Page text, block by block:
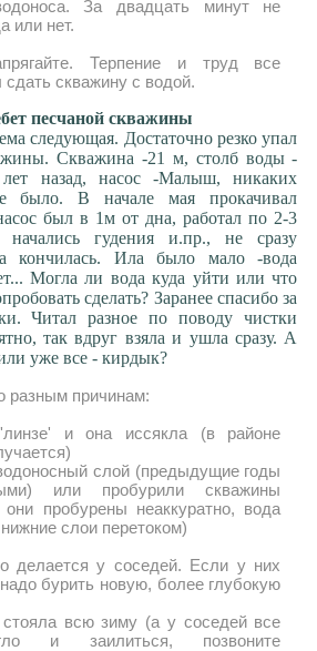
За двадцать минут не
или нет.
Терпение и труд все
скважину с водой.
песчаной скважины
следующая. Достаточно резко упал
Скважина -21 м, столб воды -
назад, насос -Малыш, никаких
было. В начале мая прокачивал
был в 1м от дна, работал по 2-3
гудения и.пр., не сразу
кончилась. Ила было мало -вода
Могла ли вода куда уйти или что
сделать? Заранее спасибо за
Читал разное по поводу чистки
так вдруг взяла и ушла сразу. А
уже все - кирдык?
разным причинам:
и она иссякла (в районе
слой (предыдущие годы
или пробурили скважины
пробурены неаккуратно, вода
слои перетоком)
делается у соседей. Если у них
бурить новую, более глубокую
всю зиму (а у соседей все
и заилиться, позвоните